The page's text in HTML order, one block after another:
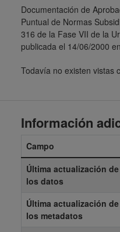
Documentación de
Puntual de Normas
316 de la Fase VII de la
publicada el 14/06/2000
Todavía no existen vistas
Información
Campo
Última actualización de
los datos
Última actualización de
los metadatos